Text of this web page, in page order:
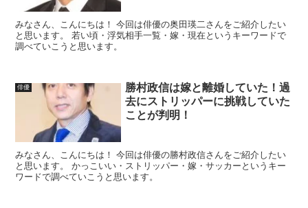
みなさん、こんにちは！ 今回は俳優の奥田瑛二さんをご紹介したい
と思います。 若い頃・浮気相手一覧・嫁・現在というキーワードで
調べていこうと思います。
俳優
勝村政信は嫁と離婚していた！過
去にストリッパーに挑戦していた
ことが判明！
みなさん、こんにちは！ 今回は俳優の勝村政信さんをご紹介したい
と思います。 かっこいい・ストリッパー・嫁・サッカーというキー
ワードで調べていこうと思います。